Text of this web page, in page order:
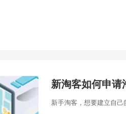
新淘客如何申
新手淘客，想要建立自